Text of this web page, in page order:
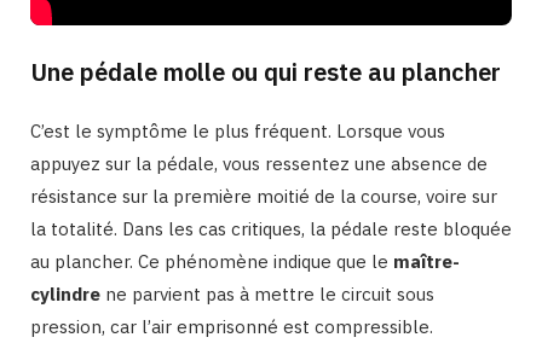
Une pédale molle ou qui reste au plancher
C’est le symptôme le plus fréquent. Lorsque vous
appuyez sur la pédale, vous ressentez une absence de
résistance sur la première moitié de la course, voire sur
la totalité. Dans les cas critiques, la pédale reste bloquée
au plancher. Ce phénomène indique que le maître-
cylindre ne parvient pas à mettre le circuit sous
pression, car l’air emprisonné est compressible.